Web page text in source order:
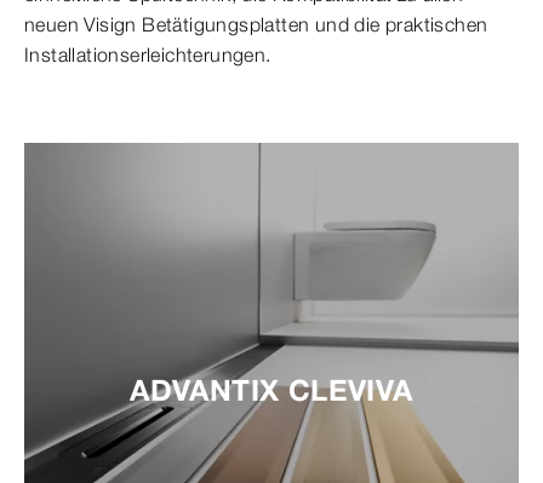
neuen Visign Betätigungsplatten und die praktischen
Installationserleichterungen.
ADVANTIX CLEVIVA